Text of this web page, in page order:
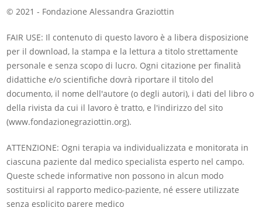
© 2021 - Fondazione Alessandra Graziottin
FAIR USE: Il contenuto di questo lavoro è a libera disposizione
per il download, la stampa e la lettura a titolo strettamente
personale e senza scopo di lucro. Ogni citazione per finalità
didattiche e/o scientifiche dovrà riportare il titolo del
documento, il nome dell'autore (o degli autori), i dati del libro o
della rivista da cui il lavoro è tratto, e l'indirizzo del sito
(www.fondazionegraziottin.org).
ATTENZIONE: Ogni terapia va individualizzata e monitorata in
ciascuna paziente dal medico specialista esperto nel campo.
Queste schede informative non possono in alcun modo
sostituirsi al rapporto medico-paziente, né essere utilizzate
senza esplicito parere medico